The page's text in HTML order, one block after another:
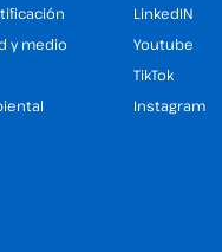
y medio
LinkedIN
Youtube
TikTok
Instagram